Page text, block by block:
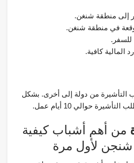
إلى منطقة شنغن.
في منطقة شنغن.
المالية كافية.
التأشيرة من دولة إلى أخرى. بشكل
حوالي 10 أيام عمل.
من أهم أشباب كيفية
شنجن لأول مرة